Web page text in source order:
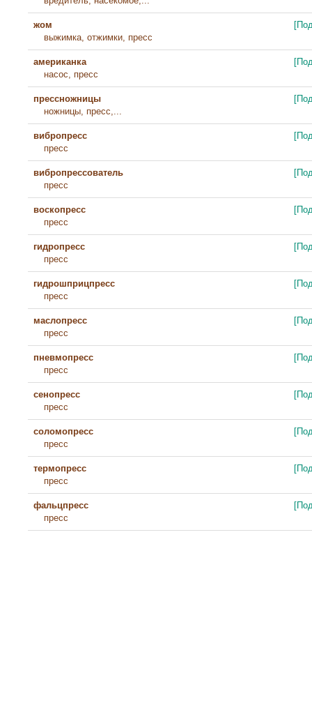
жом
выжимка, отжимки, пресс
американка
насос, пресс
прессножницы
ножницы, пресс,...
вибропресс
пресс
вибропрессователь
пресс
воскопресс
пресс
гидропресс
пресс
гидрошприцпресс
пресс
маслопресс
пресс
пневмопресс
пресс
сенопресс
пресс
соломопресс
пресс
термопресс
пресс
фальцпресс
пресс